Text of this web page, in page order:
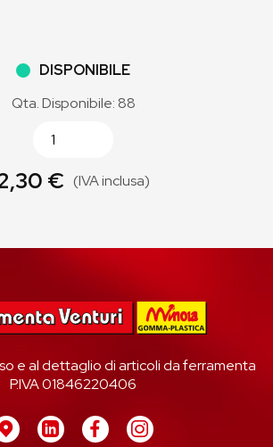
DISPONIBILE
Qta. Disponibile: 88
€ (IVA inclusa)
e al dettaglio di articoli da ferramenta
P.IVA 01846220406